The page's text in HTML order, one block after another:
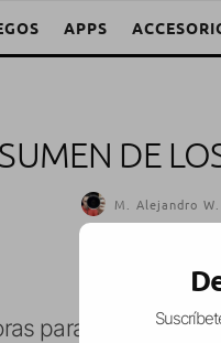
APPS
DE
M. Alejandro
para que